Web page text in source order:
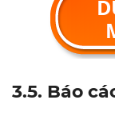
3.5. Báo